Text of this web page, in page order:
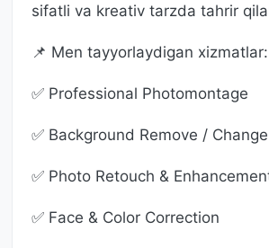
sifatli va kreativ tarzda tahrir
📌 Men tayyorlaydigan xizmatlar:
✅ Professional Photomontage
✅ Background Remove / Change
✅ Photo Retouch &
✅ Face & Color Correction